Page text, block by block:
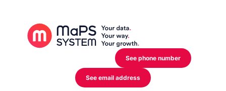
See phone number
See email address